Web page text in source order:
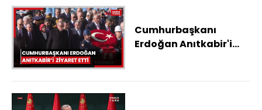
Cumhurbaşkanı
Erdoğan Anıtkabir'i